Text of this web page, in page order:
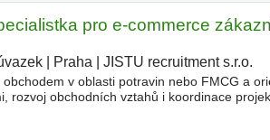
pro e-commerce
| Praha JISTU recruitment s.r.o.
obchodem v oblasti potravin nebo FMCG a
rozvoj obchodních vztahů i koordinace